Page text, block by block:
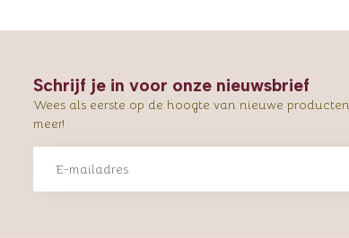
Schrijf je in voor onze nieuwsbrief
Wees als eerste op de hoogte van nieuwe
meer!